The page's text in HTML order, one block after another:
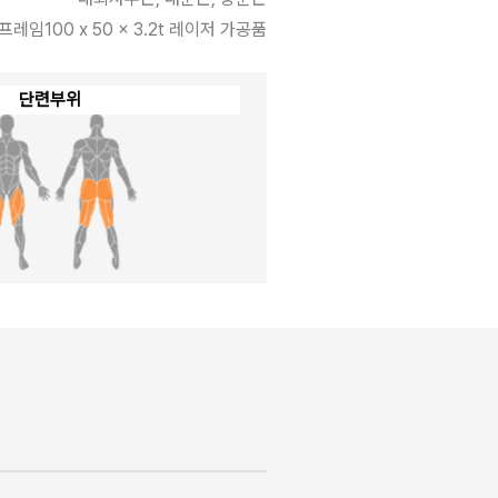
레임100 x 50 x 3.2t 레이저 가공품
단련부위